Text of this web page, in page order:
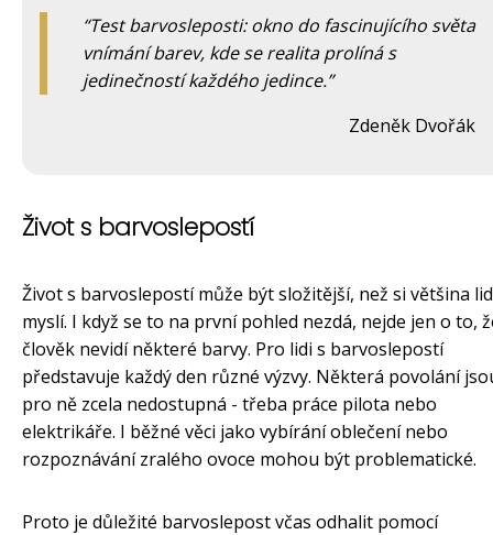
Test barvosleposti: okno do fascinujícího světa
vnímání barev, kde se realita prolíná s
jedinečností každého jedince.
Zdeněk Dvořák
Život s barvoslepostí
Život s barvoslepostí může být složitější, než si většina
myslí. I když se to na první pohled nezdá, nejde jen o to,
člověk nevidí některé barvy. Pro lidi s barvoslepostí
představuje každý den různé výzvy. Některá povolání
pro ně zcela nedostupná - třeba práce pilota nebo
elektrikáře. I běžné věci jako vybírání oblečení nebo
rozpoznávání zralého ovoce mohou být problematické.
Proto je důležité barvoslepost včas odhalit pomocí